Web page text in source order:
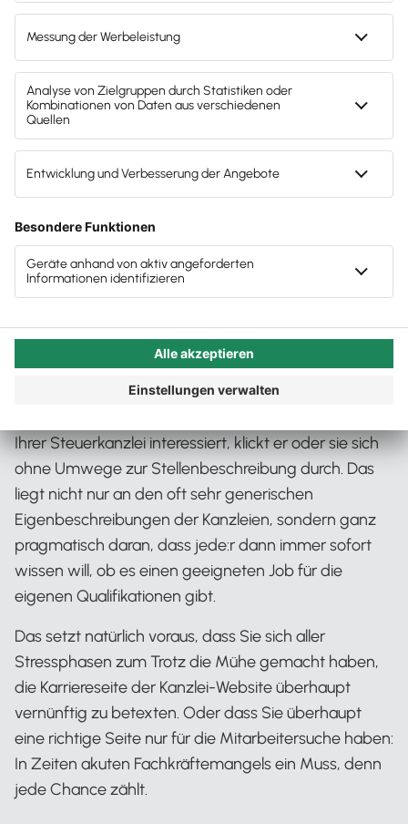
informieren sich auf der Karriere-Seite der Kanzlei-
Chance auf einen zweiten ersten Eindruck setzen
allerdings viele Steuerberater:innen mit Anlauf in
den Sand.
Autor:in:Carola Heine
Wenn die Karriereseite der
Kanzlei-Website eine echte
Einladung zum Gespräch sein
soll
Ihrer Steuerkanzlei interessiert, klickt er oder sie sich
ohne Umwege zur Stellenbeschreibung durch. Das
liegt nicht nur an den oft sehr generischen
Eigenbeschreibungen der Kanzleien, sondern ganz
pragmatisch daran, dass jede:r dann immer sofort
wissen will, ob es einen geeigneten Job für die
eigenen Qualifikationen gibt.
Das setzt natürlich voraus, dass Sie sich aller
Stressphasen zum Trotz die Mühe gemacht haben,
die Karriereseite der Kanzlei-Website überhaupt
vernünftig zu betexten. Oder dass Sie überhaupt
eine richtige Seite nur für die Mitarbeitersuche haben:
In Zeiten akuten Fachkräftemangels ein Muss, denn
jede Chance zählt.